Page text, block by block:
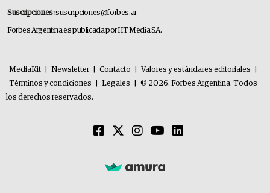
Suscripciones:suscripciones@forbes.ar
Forbes Argentina es publicada por HT Media SA.
MediaKit Newsletter Contacto Valores y estándares editoriales
Términos y condiciones
Legales
© 2026. Forbes Argentina. Todos
los derechos reservados.